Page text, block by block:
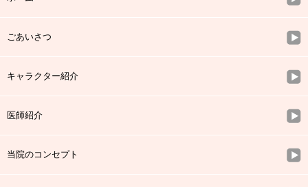
ごあいさつ
キャラクター紹介
医師紹介
当院のコンセプト